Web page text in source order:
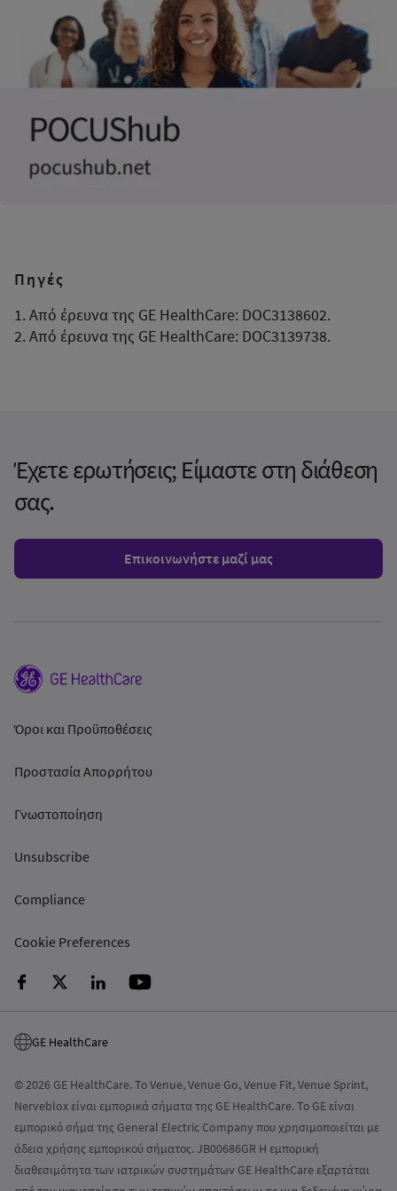
Πηγές
1. Από έρευνα της GE HealthCare: DOC3138602.
2. Από έρευνα της GE HealthCare: DOC3139738.
Έχετε ερωτήσεις; Είμαστε στη διάθεση
σας.
Επικοινωνήστε μαζί μας
Όροι και Προϋποθέσεις
Προστασία Απορρήτου
Γνωστοποίηση
Unsubscribe
Compliance
Cookie Preferences
GE HealthCare
© 2026 GE HealthCare. Το Venue, Venue Go, Venue Fit, Venue Sprint,
Nerveblox είναι εμπορικά σήματα της GE HealthCare. Το GE είναι
εμπορικό σήμα της General Electric Company που χρησιμοποιείται με
άδεια χρήσης εμπορικού σήματος. JB00686GR Η εμπορική
διαθεσιμότητα των ιατρικών συστημάτων GE HealthCare εξαρτάται